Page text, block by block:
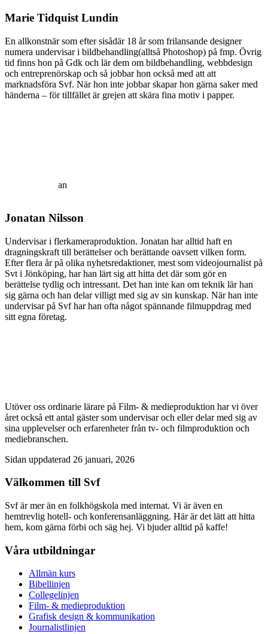
Marie Tidquist Lundin
En allkonstnär som efter sisådär 18 år som frilansande designer
numera undervisar i bildbehandling(alltså Photoshop) på fmp. Övrig
tid finns hon på Gdk och lär dem om bildbehandling, webbdesign
och entreprenörskap och så jobbar hon också med att att
marknadsföra Svf. När hon inte jobbar skapar hon gärna saker med
händerna – för tillfället är grejen att skära fina motiv i papper.
Jonatan Nilsson
Undervisar i flerkameraproduktion. Jonatan har alltid haft en
dragningskraft till berättelser och berättande oavsett vilken form.
Efter flera år på olika nyhetsredaktioner, mest som videojournalist på
Svt i Jönköping, har han lärt sig att hitta det där som gör en
berättelse tydlig och intressant. Det han inte kan om teknik lär han
sig gärna och han delar villigt med sig av sin kunskap. När han inte
undervisar på Svf har han ofta något spännande filmuppdrag med
sitt egna företag.
Utöver oss ordinarie lärare på Film- & medieproduktion har vi över
året också ett antal gäster som undervisar och eller delar med sig av
sina upplevelser och erfarenheter från tv- och filmproduktion och
mediebranschen.
Sidan uppdaterad 26 januari, 2026
Välkommen till Svf
Svf är mer än en folkhögskola med internat. Vi är även en
hemtrevlig hotell- och konferensanläggning. Här är det lätt att hitta
hem, kom gärna förbi och säg hej. Vi bjuder alltid på kaffe!
Våra utbildningar
Allmän kurs
Bibellinjen
Collegelinjen
Film- & medieproduktion
Grafisk design & kommunikation
Journalistlinjen